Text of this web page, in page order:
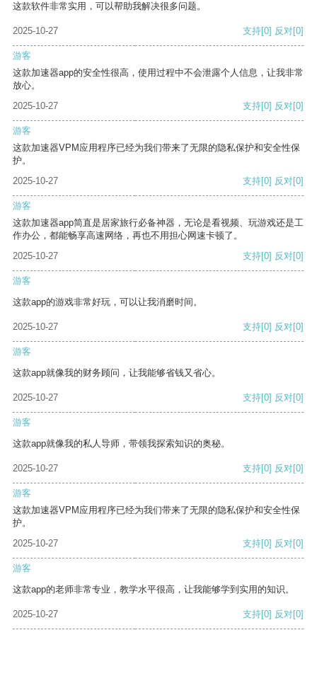
这款软件非常实用，可以帮助我解决很多问题。
2025-10-27 支持[0] 反对[0]
游客
这款加速器app的安全性很高，使用过程中不会泄露个人信息，让我非常
放心。
2025-10-27
支持[0] 反对[0]
游客
这款加速器VPM应用程序已经为我们带来了无限的隐私保护和安全性保
护。
2025-10-27
支持[0] 反对[0]
游客
这款加速器app简直是居家旅行必备神器，无论是看视频、玩游戏还是工
作办公，都能畅享高速网络，再也不用担心网速卡顿了。
2025-10-27
支持[0] 反对[0]
游客
这款app的游戏非常好玩，可以让我消磨时间。
2025-10-27 支持[0] 反对[0]
游客
这款app就像我的财务顾问，让我能够省钱又省心。
2025-10-27 支持[0] 反对[0]
游客
这款app就像我的私人导师，带领我探索知识的奥秘。
2025-10-27 支持[0] 反对[0]
游客
这款加速器VPM应用程序已经为我们带来了无限的隐私保护和安全性保
护。
2025-10-27
支持[0] 反对[0]
游客
这款app的老师非常专业，教学水平很高，让我能够学到实用的知识。
2025-10-27 支持[0] 反对[0]